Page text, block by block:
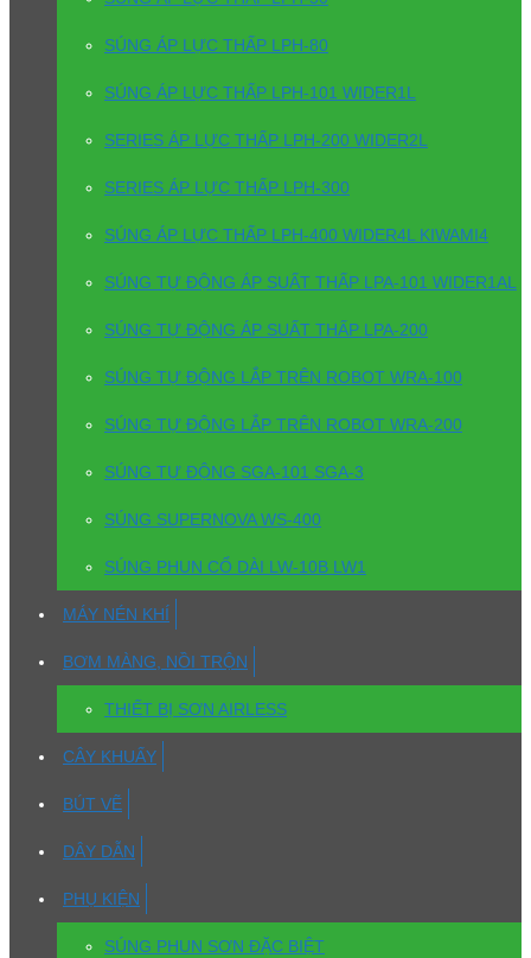
SÚNG ÁP LỰC THẤP LPH-80
SÚNG ÁP LỰC THẤP LPH-101 WIDER1L
SERIES ÁP LỰC THẤP LPH-200 WIDER2L
SERIES ÁP LỰC THẤP LPH-300
SÚNG ÁP LỰC THẤP LPH-400 WIDER4L KIWAMI4
SÚNG TỰ ĐỘNG ÁP SUẤT THẤP LPA-101 WIDER1AL
SÚNG TỰ ĐỘNG ÁP SUẤT THẤP LPA-200
SÚNG TỰ ĐỘNG LẮP TRÊN ROBOT WRA-100
SÚNG TỰ ĐỘNG LẮP TRÊN ROBOT WRA-200
SÚNG TỰ ĐỘNG SGA-101 SGA-3
SÚNG SUPERNOVA WS-400
SÚNG PHUN CỔ DÀI LW-10B LW1
MÁY NÉN KHÍ
BƠM MÀNG, NỒI TRỘN
THIẾT BỊ SƠN AIRLESS
CÂY KHUẤY
BÚT VẼ
DÂY DẪN
PHỤ KIỆN
SÚNG PHUN SƠN ĐẶC BIỆT